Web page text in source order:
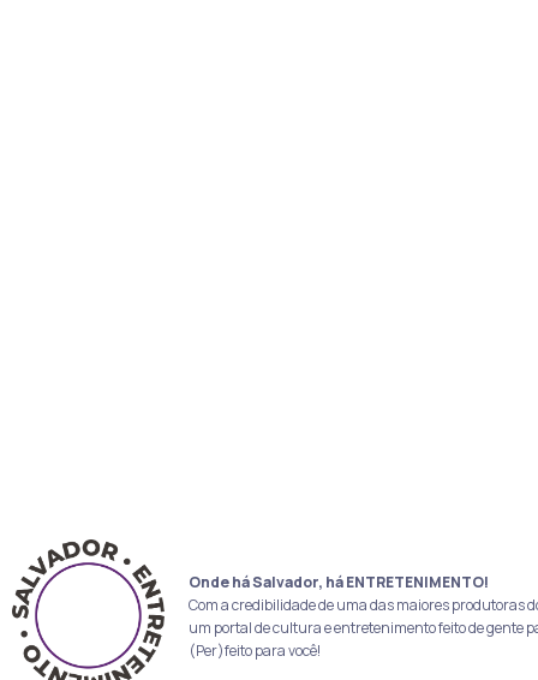
Onde há Salvador, há ENTRETENIMENTO!
Com a credibilidade de uma das maiores produtoras
um portal de cultura e entretenimento feito de gente
(Per)feito para você!